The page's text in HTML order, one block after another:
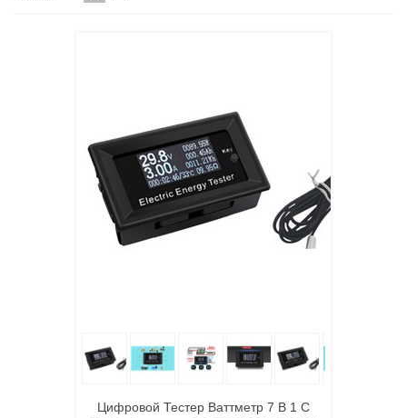
Цифровой Тестер Ваттметр 7 В 1 С